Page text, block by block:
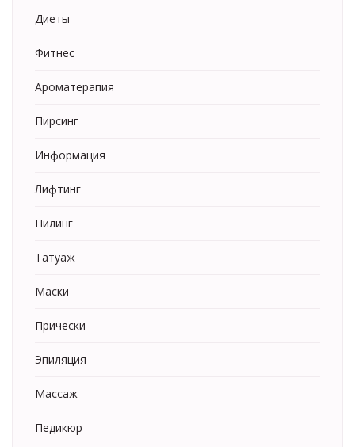
Диеты
Фитнес
Ароматерапия
Пирсинг
Информация
Лифтинг
Пилинг
Татуаж
Маски
Прически
Эпиляция
Массаж
Педикюр